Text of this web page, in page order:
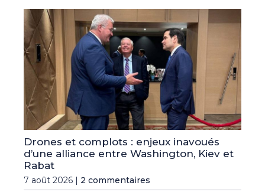
Drones et complots : enjeux inavoués
d’une alliance entre Washington, Kiev et
Rabat
7 août 2026 | 2 commentaires